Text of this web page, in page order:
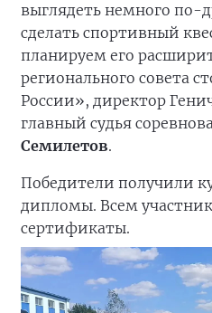
выглядеть немного по-
сделать спортивный
планируем его
регионального совета
России», директор
главный судья
Семилетов.
Победители получили
дипломы. Всем
сертификаты.